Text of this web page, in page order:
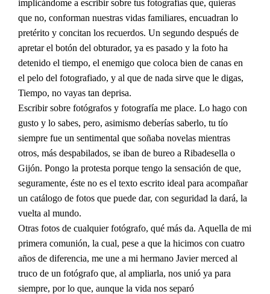
implicándome a escribir sobre tus fotografías que, quieras
que no, conforman nuestras vidas familiares, encuadran lo
pretérito y concitan los recuerdos. Un segundo después de
apretar el botón del obturador, ya es pasado y la foto ha
detenido el tiempo, el enemigo que coloca bien de canas en
el pelo del fotografiado, y al que de nada sirve que le digas,
Tiempo, no vayas tan deprisa.
Escribir sobre fotógrafos y fotografía me place. Lo hago con
gusto y lo sabes, pero, asimismo deberías saberlo, tu tío
siempre fue un sentimental que soñaba novelas mientras
otros, más despabilados, se iban de bureo a Ribadesella o
Gijón. Pongo la protesta porque tengo la sensación de que,
seguramente, éste no es el texto escrito ideal para acompañar
un catálogo de fotos que puede dar, con seguridad la dará, la
vuelta al mundo.
Otras fotos de cualquier fotógrafo, qué más da. Aquella de mi
primera comunión, la cual, pese a que la hicimos con cuatro
años de diferencia, me une a mi hermano Javier merced al
truco de un fotógrafo que, al ampliarla, nos unió ya para
siempre, por lo que, aunque la vida nos separó